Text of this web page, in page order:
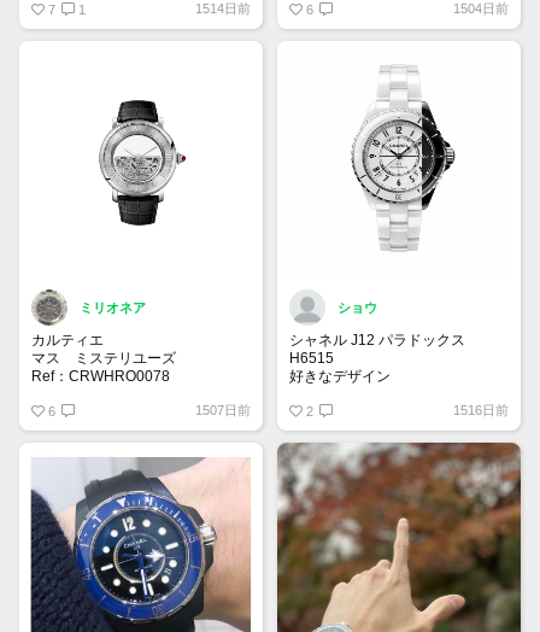
円にして約2,400万円で落札され
た伝説のクラッシュウォッチ。
7 1 1514日前
間でシャツの袖口にも収まるので
ビジネスシーンにぴったりです。
いると便利です！
6 1504日前
ミリオネア
カルティエ
マス ミステリユーズ
Ref：CRWHRO0078
っている特徴的な一本。価格はな
んと37,752,000円予定💦
メントとつながっておらず、クロ
ックの透明な本体に浮かんで見え
ることに由来します。
6 1507日前
ショウ
シャネル J12 パラドックス
H6515
好きなデザイン
2 1516日前